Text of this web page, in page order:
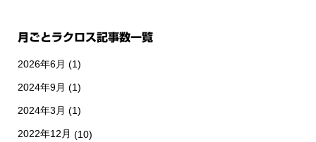
月ごとラクロス記事数一覧
2026年6月 (1)
2024年9月 (1)
2024年3月 (1)
2022年12月 (10)